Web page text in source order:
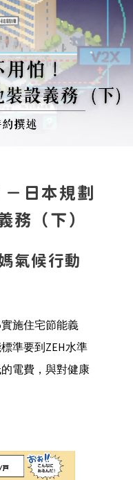
日本規劃
務（下）
氣候行動
施住宅節能義
準要到ZEH水準
電費，與對健康